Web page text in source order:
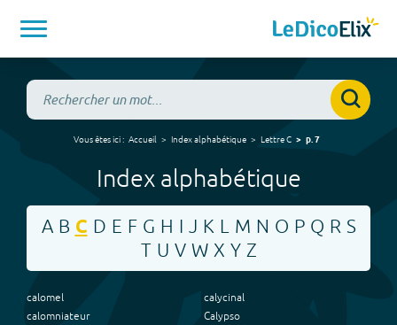
Vous êtes ici : Accueil Index alphabétique LettreC p.7
Index alphabétique
A B C D E F G H I J K L M N O P Q R S
T U V W X Y Z
calomel
calomniateur
calycinal
Calypso